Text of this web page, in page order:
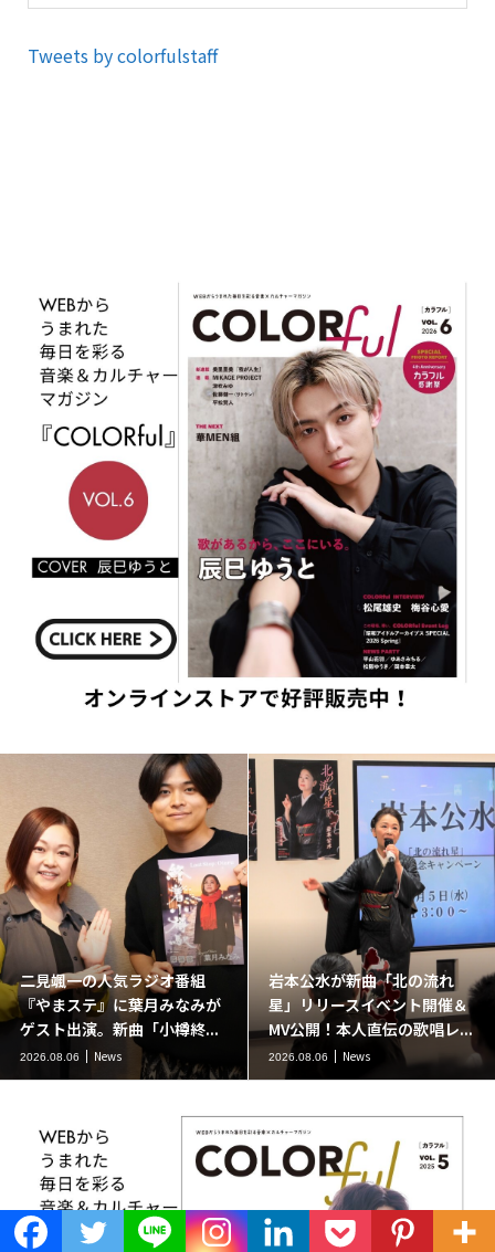
Tweets by colorfulstaff
二見颯一の人気ラジオ番組
『やまステ』に葉月みなみが
ゲスト出演。新曲「小樽終...
2026.08.06 News
岩本公水が新曲「北の流れ
星」リリースイベント開催＆
MV公開！本人直伝の歌唱レ...
2026.08.06 News